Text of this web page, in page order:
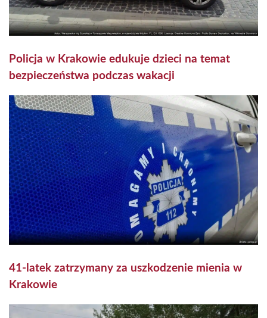
Policja w Krakowie edukuje dzieci na temat
bezpieczeństwa podczas wakacji
41-latek zatrzymany za uszkodzenie mienia w
Krakowie